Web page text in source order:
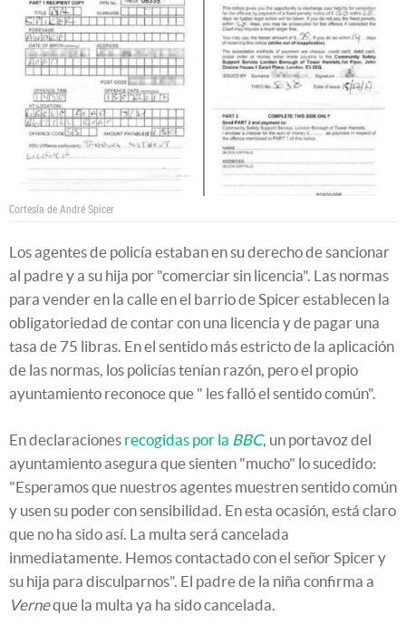
Cortesía de André Spicer
Los agentes de policía estaban en su derecho de sancionar
al padre y a su hija por "comerciar sin licencia". Las normas
para vender en la calle en el barrio de Spicer establecen la
obligatoriedad de contar con una licencia y de pagar una
tasa de 75 libras. En el sentido más estricto de la aplicación
de las normas, los policías tenían razón, pero el propio
ayuntamiento reconoce que " les falló el sentido común".
En declaraciones recogidas por la BBC, un portavoz del
ayuntamiento asegura que sienten "mucho" lo sucedido:
"Esperamos que nuestros agentes muestren sentido común
y usen su poder con sensibilidad. En esta ocasión, está claro
que no ha sido así. La multa será cancelada
inmediatamente. Hemos contactado con el señor Spicer y
su hija para disculparnos". El padre de la niña confirma a
Verneque la multa ya ha sido cancelada.